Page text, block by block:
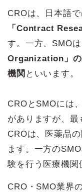
CROは、日本語で
「Contract
す。一方、SMOは
Organization」の
機関 といいます。
CROとSMOには
がありますが、最
CROは、医薬品
ます。一方の
験を行う医療機関
CRO・SMO業界